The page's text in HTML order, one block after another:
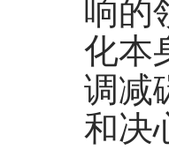
响的
化本
调减
和决